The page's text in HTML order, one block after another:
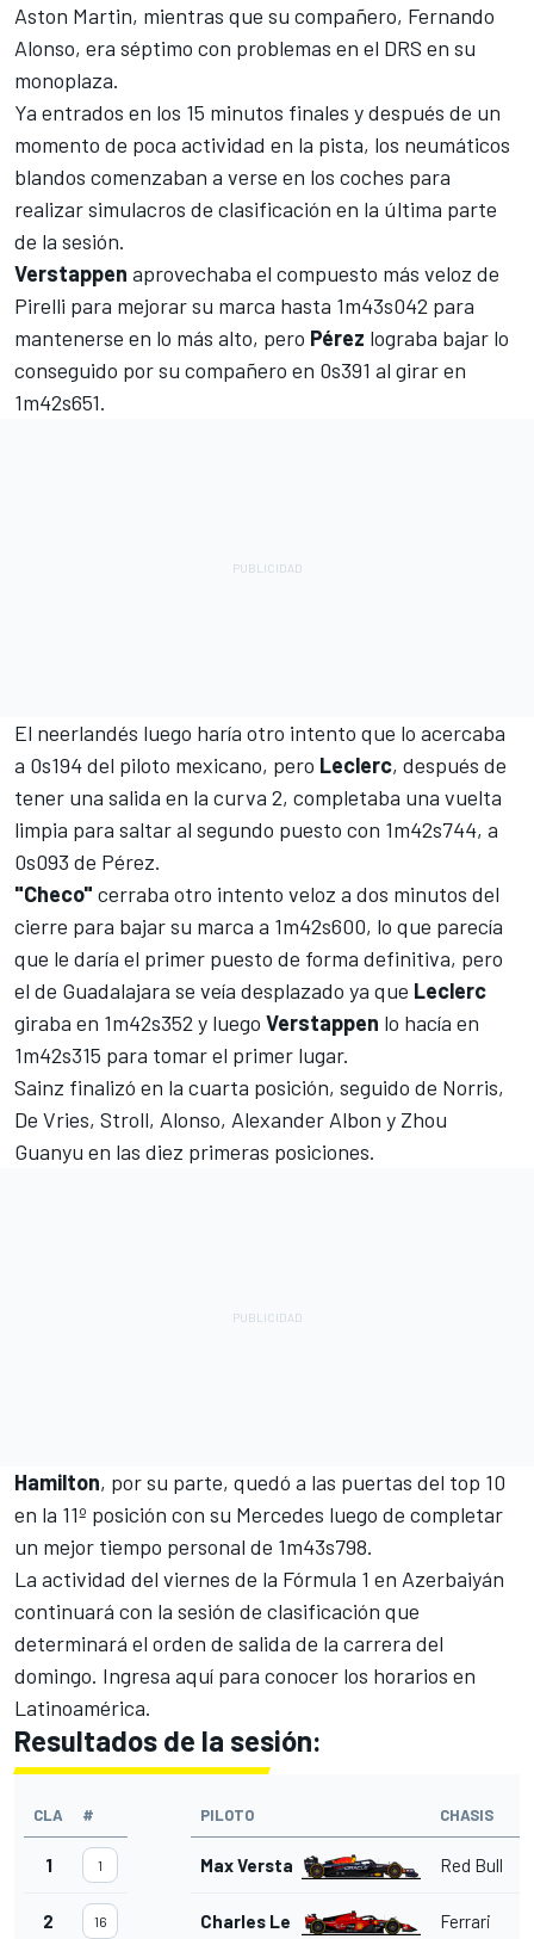
Aston Martin, mientras que su compañero, Fernando
Alonso, era séptimo con problemas en el DRS en su
monoplaza.
Ya entrados en los 15 minutos finales y después de un
momento de poca actividad en la pista, los neumáticos
blandos comenzaban a verse en los coches para
realizar simulacros de clasificación en la última parte
de la sesión.
Verstappen aprovechaba el compuesto más veloz de
Pirelli para mejorar su marca hasta 1m43s042 para
mantenerse en lo más alto, pero Pérez lograba bajar lo
conseguido por su compañero en 0s391 al girar en
1m42s651.
El neerlandés luego haría otro intento que lo acercaba
a 0s194 del piloto mexicano, pero Leclerc, después de
tener una salida en la curva 2, completaba una vuelta
limpia para saltar al segundo puesto con 1m42s744, a
0s093 de Pérez.
"Checo" cerraba otro intento veloz a dos minutos del
cierre para bajar su marca a 1m42s600, lo que parecía
que le daría el primer puesto de forma definitiva, pero
el de Guadalajara se veía desplazado ya que Leclerc
giraba en 1m42s352 y luego Verstappen lo hacía en
1m42s315 para tomar el primer lugar.
Sainz finalizó en la cuarta posición, seguido de Norris,
De Vries, Stroll, Alonso, Alexander Albon y Zhou
Guanyu en las diez primeras posiciones.
Hamilton, por su parte, quedó a las puertas del top 10
en la 11º posición con su Mercedes luego de completar
un mejor tiempo personal de 1m43s798.
La actividad del viernes de la Fórmula 1 en Azerbaiyán
continuará con la sesión de clasificación que
determinará el orden de salida de la carrera del
domingo. Ingresa aquí para conocer los horarios en
Latinoamérica.
Resultados de la sesión:
CLA # PILOTO CHASIS
1 1 Max Verstappen Red Bull
2 16 Charles Leclerc Ferrari